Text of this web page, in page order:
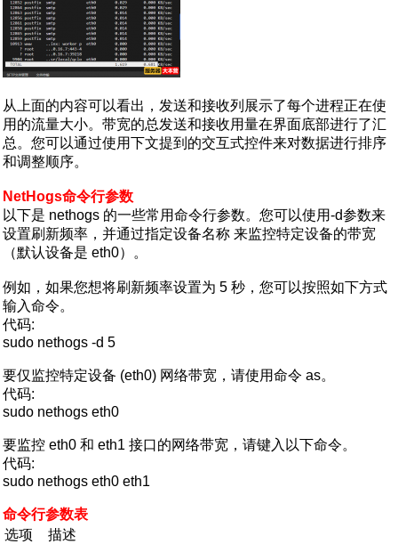
从上面的内容可以看出，发送和接收列展示了每个进程正在使
用的流量大小。带宽的总发送和接收用量在界面底部进行了汇
总。您可以通过使用下文提到的交互式控件来对数据进行排序
和调整顺序。
NetHogs命令行参数
以下是 nethogs 的一些常用命令行参数。您可以使用-d参数来
设置刷新频率，并通过指定设备名称 来监控特定设备的带宽
（默认设备是 eth0）。
例如，如果您想将刷新频率设置为 5 秒，您可以按照如下方式
输入命令。
代码:
sudo nethogs -d 5
要仅监控特定设备 (eth0) 网络带宽，请使用命令 as。
代码:
sudo nethogs eth0
要监控 eth0 和 eth1 接口的网络带宽，请键入以下命令。
代码:
sudo nethogs eth0 eth1
命令行参数表
选项
描述